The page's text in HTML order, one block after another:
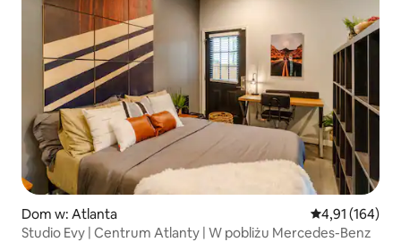
Dom w: Atlanta Średnia
4,91 (164)
Studio Evy | Centrum Atlanty | W pobliżu Mercedes-Benz